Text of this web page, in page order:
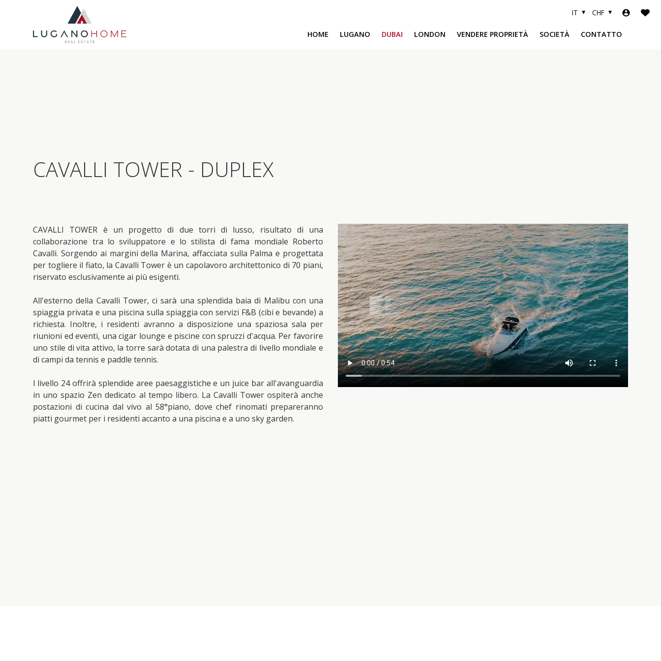
CHF
IT
HOME LUGANO
DUBAI
LONDON VENDERE PROPRIETÀ SOCIETÀ CONTATTO
CAVALLI TOWER - DUPLEX
CAVALLI TOWER è un progetto di due torri di lusso, risultato di una
collaborazione tra lo sviluppatore e lo stilista di fama mondiale Roberto
Cavalli. Sorgendo ai margini della Marina, affacciata sulla Palma e progettata
per togliere il fiato, la Cavalli Tower è un capolavoro architettonico di 70 piani,
riservato esclusivamente ai più esigenti.
All'esterno della Cavalli Tower, ci sarà una splendida baia di Malibu con una
spiaggia privata e una piscina sulla spiaggia con servizi F&B (cibi e bevande) a
richiesta. Inoltre, i residenti avranno a disposizione una spaziosa sala per
riunioni ed eventi, una cigar lounge e piscine con spruzzi d'acqua. Per favorire
uno stile di vita attivo, la torre sarà dotata di una palestra di livello mondiale e
di campi da tennis e paddle tennis.
l livello 24 offrirà splendide aree paesaggistiche e un juice bar all'avanguardia
in uno spazio Zen dedicato al tempo libero. La Cavalli Tower ospiterà anche
postazioni di cucina dal vivo al 58°piano, dove chef rinomati prepareranno
piatti gourmet per i residenti accanto a una piscina e a uno sky garden.